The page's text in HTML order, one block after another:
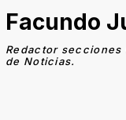
Facundo
Redactor secciones
de Noticias.